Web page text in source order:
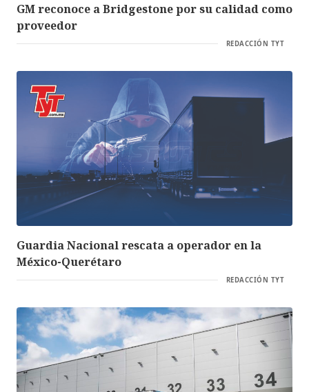
GM reconoce a Bridgestone por su calidad como
proveedor
REDACCIÓN TYT
Guardia Nacional rescata a operador en la
México-Querétaro
REDACCIÓN TYT